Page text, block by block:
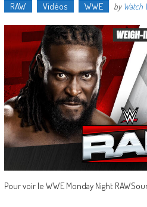
RAW Vidéos WWE by Watch
Pour voir le WWE Monday Night